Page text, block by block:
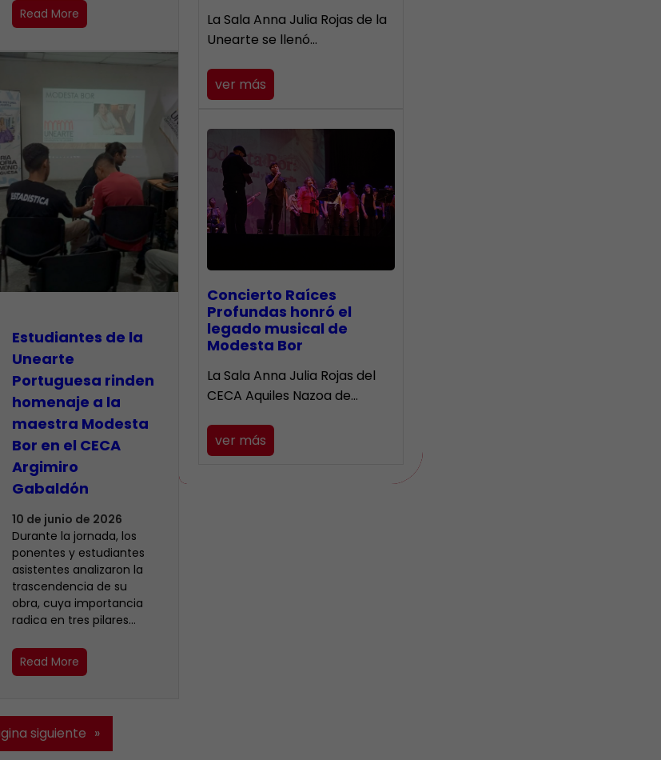
Read More
Estudiantes de la
Unearte
Portuguesa rinden
homenaje a la
maestra Modesta
Bor en el CECA
Argimiro
Gabaldón
10 de junio de 2026
Durante la jornada, los
ponentes y estudiantes
asistentes analizaron la
trascendencia de su
obra, cuya importancia
radica en tres pilares…
Read More
siguiente »
​La Sala Anna Julia Rojas de la
Unearte se llenó…
ver más
​Concierto Raíces
Profundas honró el
legado musical de
Modesta Bor
La Sala Anna Julia Rojas del
CECA Aquiles Nazoa de…
ver más